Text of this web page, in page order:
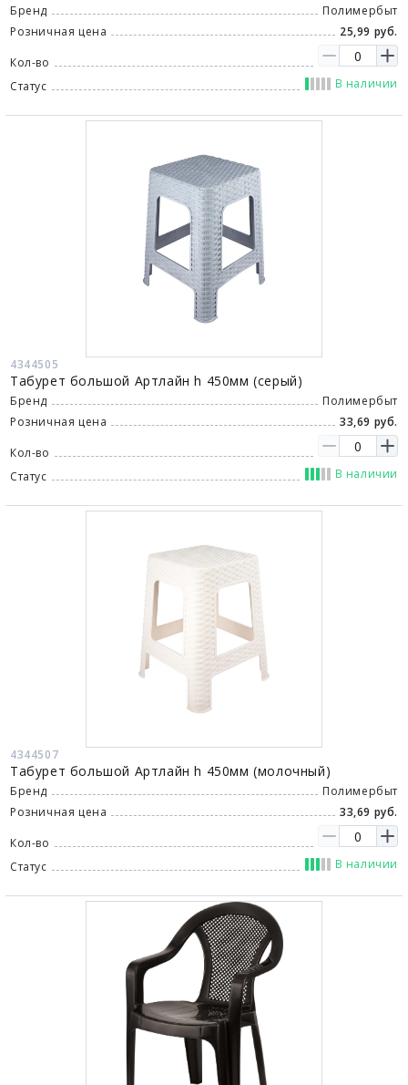
Бренд
Полимербыт
Розничная цена
25,99 руб.
Кол-во
Статус
В наличии
4344505
Табурет большой Артлайн h 450мм (серый)
Бренд
Полимербыт
Розничная цена
33,69 руб.
Кол-во
Статус
В наличии
4344507
Табурет большой Артлайн h 450мм (молочный)
Бренд
Полимербыт
Розничная цена
33,69 руб.
Кол-во
Статус
В наличии